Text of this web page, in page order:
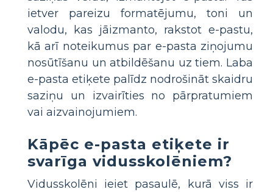
ietver pareizu formatējumu, toni un
valodu, kas jāizmanto, rakstot e-pastu,
kā arī noteikumus par e-pasta ziņojumu
nosūtīšanu un atbildēšanu uz tiem. Laba
e-pasta etiķete palīdz nodrošināt skaidru
saziņu un izvairīties no pārpratumiem
vai aizvainojumiem.
Kāpēc e-pasta etiķete ir
svarīga vidusskolēniem?
Vidusskolēni ieiet pasaulē, kurā viss ir